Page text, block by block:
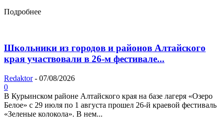
Подробнее
Школьники из городов и районов Алтайского
края участвовали в 26-м фестивале...
Redaktor - 07/08/2026
0
В Курьинском районе Алтайского края на базе лагеря «Озеро
Белое» с 29 июля по 1 августа прошел 26‑й краевой фестиваль
«Зеленые колокола». В нем...